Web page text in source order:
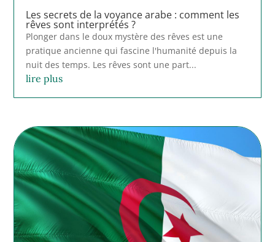
Les secrets de la voyance arabe : comment les
rêves sont interprétés ?
Plonger dans le doux mystère des rêves est une
pratique ancienne qui fascine l'humanité depuis la
nuit des temps. Les rêves sont une part...
lire plus